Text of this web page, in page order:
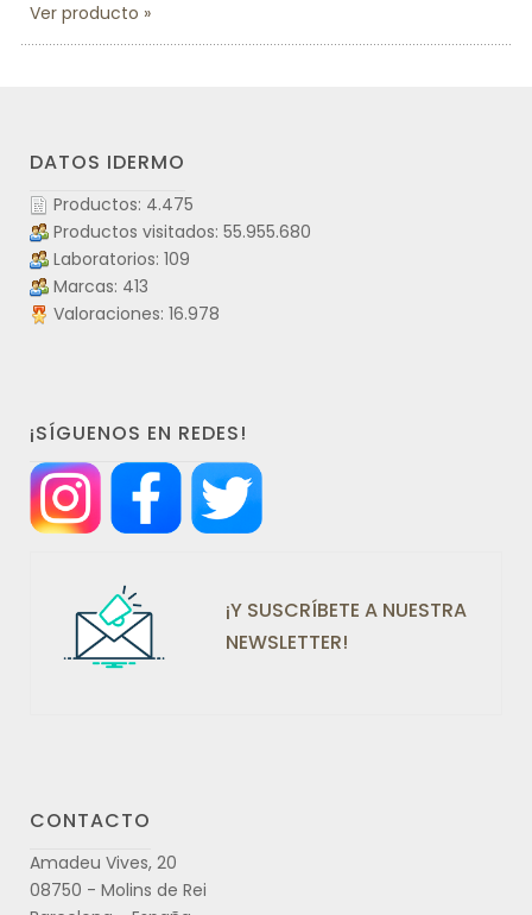
Ver producto
DATOS IDERMO
Productos: 4.475
Productos visitados: 55.955.680
Laboratorios: 109
Marcas: 413
Valoraciones: 16.978
¡SÍGUENOS EN REDES!
¡Y SUSCRÍBETE A NUESTRA
NEWSLETTER!
CONTACTO
Amadeu Vives, 20
08750 - Molins de Rei